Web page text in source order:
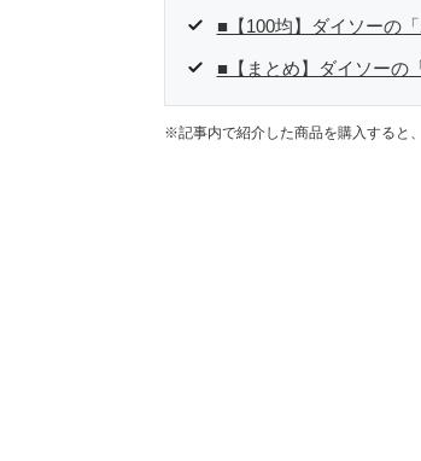
■【100均】ダイソーの
■【まとめ】ダイソーの
※記事内で紹介した商品を購入すると